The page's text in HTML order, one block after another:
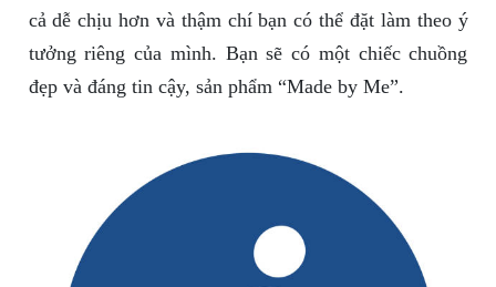
cả dễ chịu hơn và thậm chí bạn có thể đặt làm theo ý
tưởng riêng của mình. Bạn sẽ có một chiếc chuồng
đẹp và đáng tin cậy, sản phẩm “Made by Me”.